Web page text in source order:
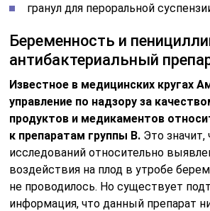
гранул для пероральной
Беременность и
антибактериальный
Известное в медицинских кругах
управление по надзору за
продуктов и медикаментов
к препаратам группы В. Это значит,
исследований относительно
воздействия на плод в утробе
не проводилось. Но существует
информация, что данный препарат